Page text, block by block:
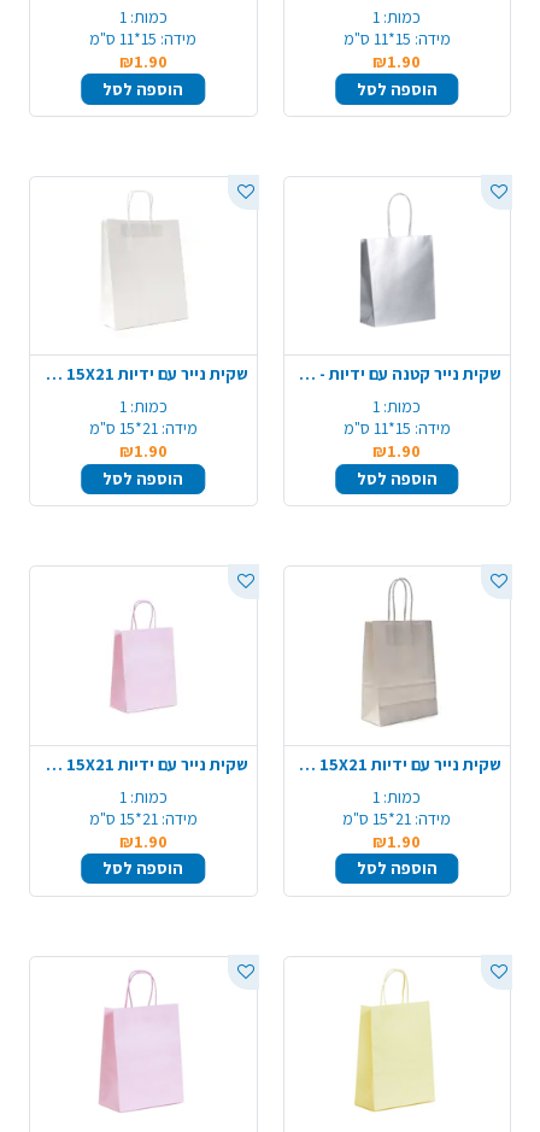
כמות: 1
מידה: 15*11 ס"מ
₪1.90
הוספה לסל
כמות: 1
מידה: 15*11 ס"מ
₪1.90
הוספה לסל
שקית נייר קטנה עם ידיות - כסף מטאלי
כמות: 1
מידה: 15*11 ס"מ
₪1.90
הוספה לסל
שקית נייר עם ידיות 15X21 ס"מ - לבן
כמות: 1
מידה: 21*15 ס"מ
₪1.90
הוספה לסל
שקית נייר עם ידיות 15X21 ס"מ - כסף
כמות: 1
מידה: 21*15 ס"מ
₪1.90
הוספה לסל
שקית נייר עם ידיות 15X21 ס"מ - סגול
כמות: 1
מידה: 21*15 ס"מ
₪1.90
הוספה לסל